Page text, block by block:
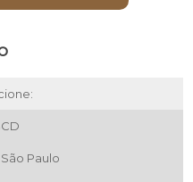
Paulo